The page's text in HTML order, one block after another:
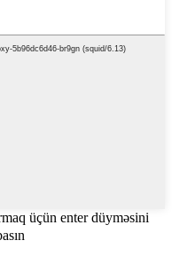
üçün enter düyməsini